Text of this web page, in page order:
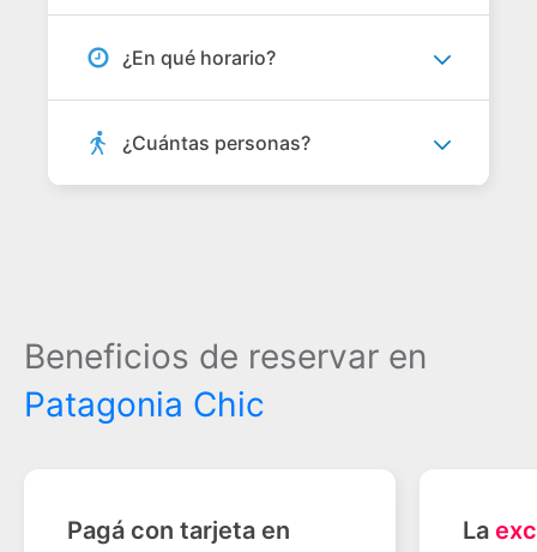
¿En qué horario?
¿Cuántas personas?
Beneficios de reservar en
Patagonia Chic
Pagá con tarjeta en
La